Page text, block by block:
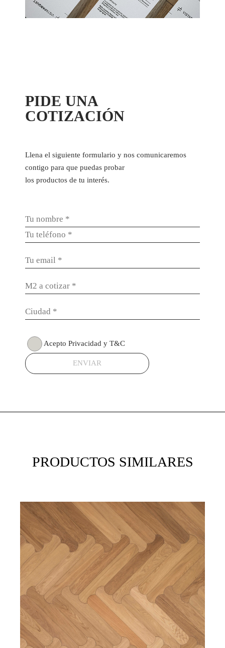
PIDE UNA
COTIZACIÓN
Llena el siguiente formulario y nos comunicaremos
contigo para que puedas probar
los productos de tu interés.
Acepto Privacidad y T&C
ENVIAR
PRODUCTOS SIMILARES